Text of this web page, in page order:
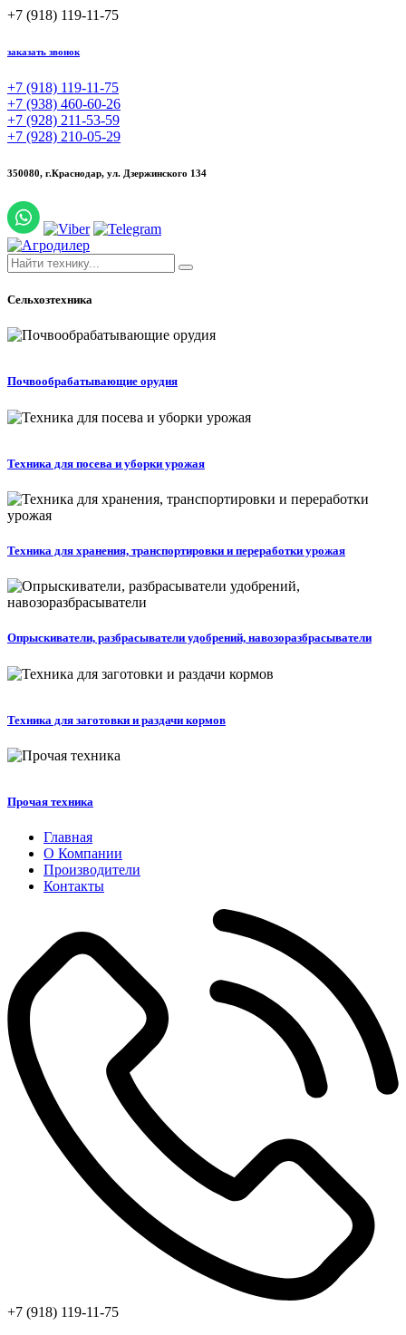
+7 (918) 119-11-75
заказать звонок
+7 (918) 119-11-75
+7 (938) 460-60-26
+7 (928) 211-53-59
+7 (928) 210-05-29
350080, г.Краснодар, ул. Дзержинского 134
Сельхозтехника
Почвообрабатывающие орудия
Техника для посева и уборки урожая
Техника для хранения, транспортировки и переработки урожая
Опрыскиватели, разбрасыватели удобрений, навозоразбрасыватели
Техника для заготовки и раздачи кормов
Прочая техника
Главная
О Компании
Производители
Контакты
+7 (918) 119-11-75